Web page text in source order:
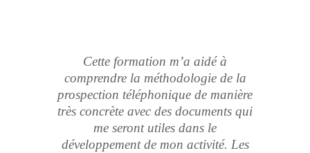
Cette formation m’a aidé à
comprendre la méthodologie de la
prospection téléphonique de manière
très concrète avec des documents qui
me seront utiles dans le
développement de mon activité. Les